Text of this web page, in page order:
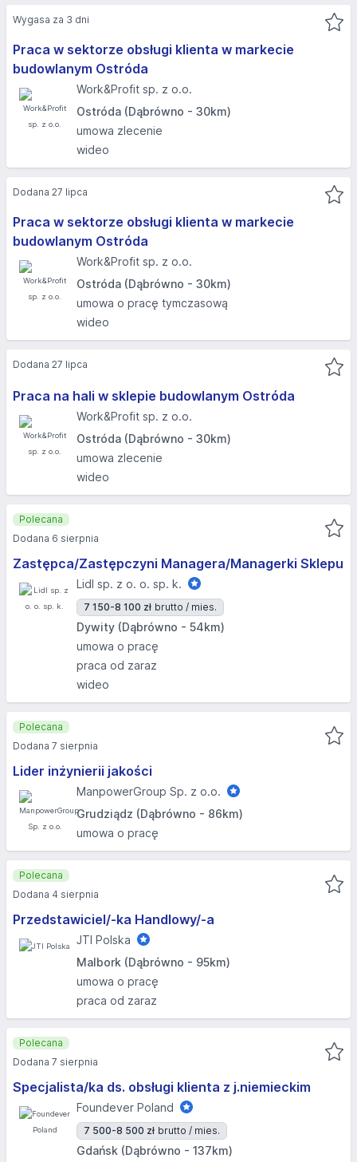
Praca w sektorze obsługi klienta w markecie
budowlanym Ostróda
Work&Profit sp. z o.o.
Ostróda (Dąbrówno - 30km)
umowa zlecenie
wideo
Wygasa za 3 dni
Praca w sektorze obsługi klienta w markecie
budowlanym Ostróda
Work&Profit sp. z o.o.
Ostróda (Dąbrówno - 30km)
umowa o pracę tymczasową
wideo
Dodana 27 lipca
Praca na hali w sklepie budowlanym Ostróda
Work&Profit sp. z o.o.
Ostróda (Dąbrówno - 30km)
umowa zlecenie
wideo
Dodana 27 lipca
Zastępca/Zastępczyni Managera/Managerki Sklepu
Lidl sp. z o. o. sp. k.
7 150-8 100 zł brutto / mies.
Dywity (Dąbrówno - 54km)
umowa o pracę
praca od zaraz
wideo
Polecana
Dodana 6 sierpnia
Lider inżynierii jakości
ManpowerGroup Sp. z o.o.
Grudziądz (Dąbrówno - 86km)
umowa o pracę
Polecana
Dodana 7 sierpnia
Przedstawiciel/-ka Handlowy/-a
JTI Polska
Malbork (Dąbrówno - 95km)
umowa o pracę
praca od zaraz
Polecana
Dodana 4 sierpnia
Specjalista/ka ds. obsługi klienta z j.niemieckim
Foundever Poland
7 500-8 500 zł brutto / mies.
Gdańsk (Dąbrówno - 137km)
Polecana
Dodana 7 sierpnia